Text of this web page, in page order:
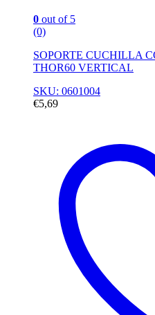
0 out of 5
(0)
SOPORTE CUCHILLA
THOR60 VERTICAL
SKU: 0601004
€5,69